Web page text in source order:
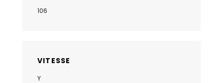
106
VITESSE
Y